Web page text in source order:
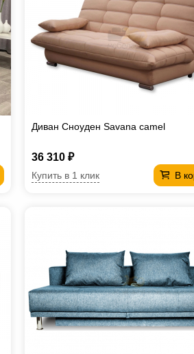
Диван Сноуден Savana camel
36 310 ₽
В
Купить в 1 клик